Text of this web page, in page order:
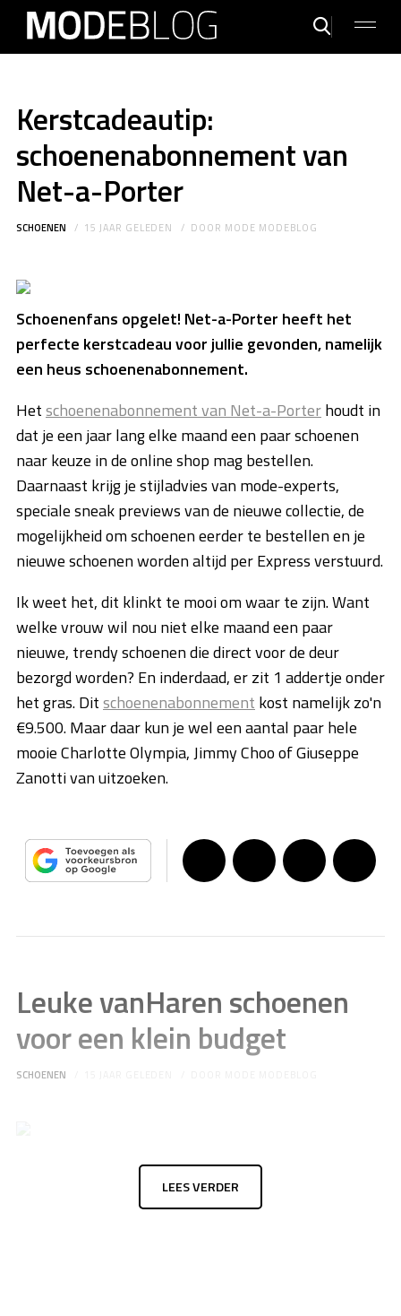
Kerstcadeautip:
schoenenabonnement van
Net-a-Porter
SCHOENEN 15 JAAR GELEDEN DOOR MODE MODEBLOG
Schoenenfans opgelet! Net-a-Porter heeft het
perfecte kerstcadeau voor jullie gevonden, namelijk
een heus schoenenabonnement.
Hetschoenenabonnement van Net-a-Porterhoudt in
dat je een jaar lang elke maand een paar schoenen
naar keuze in de online shop mag bestellen.
Daarnaast krijg je stijladvies van mode-experts,
speciale sneak previews van de nieuwe collectie, de
mogelijkheid om schoenen eerder te bestellen en je
nieuwe schoenen worden altijd per Express verstuurd.
Ik weet het, dit klinkt te mooi om waar te zijn. Want
welke vrouw wil nou niet elke maand een paar
nieuwe, trendy schoenen die direct voor de deur
bezorgd worden? En inderdaad, er zit 1 addertje onder
het gras. Ditschoenenabonnement kost namelijk zo'n
€9.500. Maar daar kun je wel een aantal paar hele
mooie Charlotte Olympia, Jimmy Choo of Giuseppe
Zanotti van uitzoeken.
Leuke vanHaren schoenen
voor een klein budget
SCHOENEN
LEES VERDER